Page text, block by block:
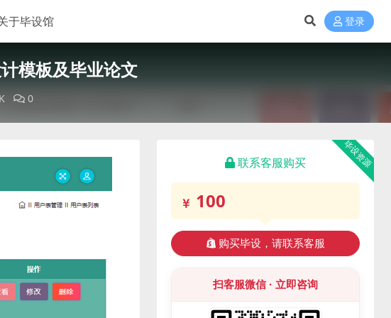
于毕设馆 登录
模板及毕业论文
0
毕设资源
联系客服购买
100
购买毕设，请联系客服
扫客服微信 · 立即咨询